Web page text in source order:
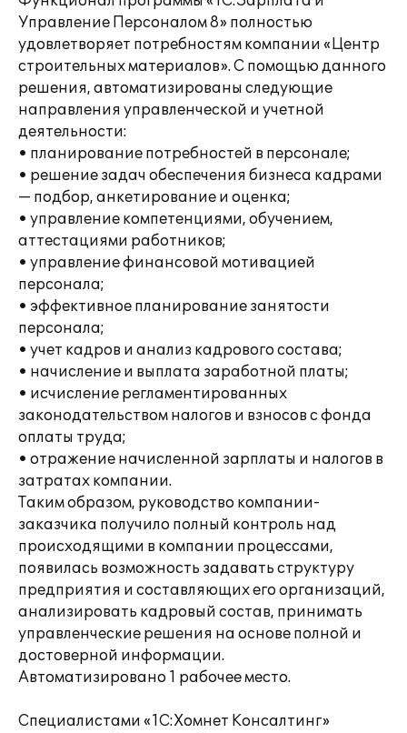
Управление Персоналом 8» полностью
удовлетворяет потребностям компании «Центр
строительных материалов». С помощью данного
решения, автоматизированы следующие
направления управленческой и учетной
деятельности:
• планирование потребностей в персонале;
• решение задач обеспечения бизнеса кадрами
— подбор, анкетирование и оценка;
• управление компетенциями, обучением,
аттестациями работников;
• управление финансовой мотивацией
персонала;
• эффективное планирование занятости
персонала;
• учет кадров и анализ кадрового состава;
• начисление и выплата заработной платы;
• исчисление регламентированных
законодательством налогов и взносов с фонда
оплаты труда;
• отражение начисленной зарплаты и налогов в
затратах компании.
Таким образом, руководство компании-
заказчика получило полный контроль над
происходящими в компании процессами,
появилась возможность задавать структуру
предприятия и составляющих его организаций,
анализировать кадровый состав, принимать
управленческие решения на основе полной и
достоверной информации.
Автоматизировано 1 рабочее место.
Специалистами «1С:Хомнет Консалтинг»